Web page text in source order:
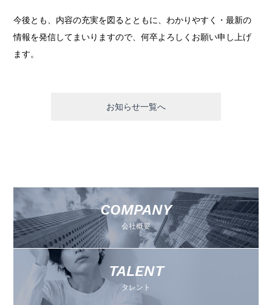
今後とも、内容の充実を図るとともに、わかりやすく・最新の
情報を発信してまいりますので、何卒よろしくお願い申し上げ
ます。
お知らせ一覧へ
COMPANY
会社概要
TALENT
タレント